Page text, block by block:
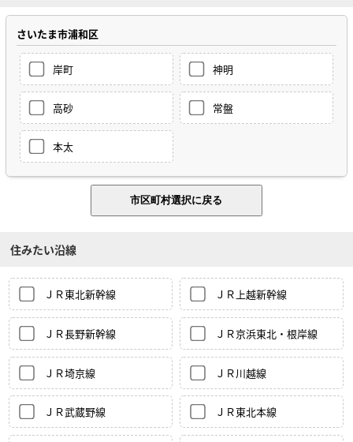
さいたま市浦和区
岸町 神明
高砂 常盤
本太
住みたい沿線
ＪＲ東北新幹線 ＪＲ上越新幹線
ＪＲ長野新幹線 ＪＲ京浜東北・根岸線
ＪＲ埼京線 ＪＲ川越線
ＪＲ武蔵野線 ＪＲ東北本線